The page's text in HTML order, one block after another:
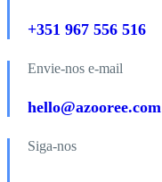
+351 967 556 516
Envie-nos e-mail
hello@azooree.com
Siga-nos